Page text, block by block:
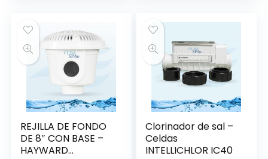
REJILLA DE FONDO
DE 8″ CON BASE –
HAYWARD
Clorinador de sal –
Celdas
INTELLICHLOR IC40